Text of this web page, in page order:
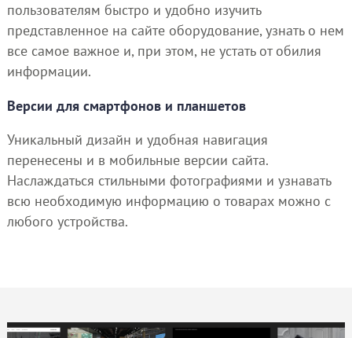
пользователям быстро и удобно изучить
представленное на сайте оборудование, узнать о нем
все самое важное и, при этом, не устать от обилия
информации.
Версии для смартфонов и планшетов
Уникальный дизайн и удобная навигация
перенесены и в мобильные версии сайта.
Наслаждаться стильными фотографиями и узнавать
всю необходимую информацию о товарах можно с
любого устройства.